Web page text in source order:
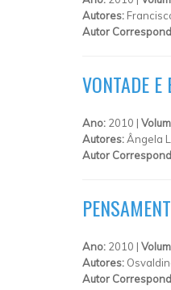
Autores:
Autor
VONTADE
Ano: 2010 |
Autores:Ângela
Autor
Ano: 2010 |
Autores:
Autor